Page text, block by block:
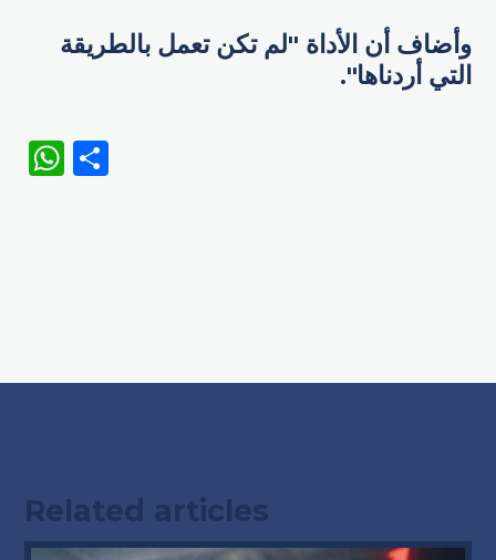
وأضاف أن الأداة "لم تكن تعمل بالطريقة
التي أردناها".
WhatsApp
Related articles